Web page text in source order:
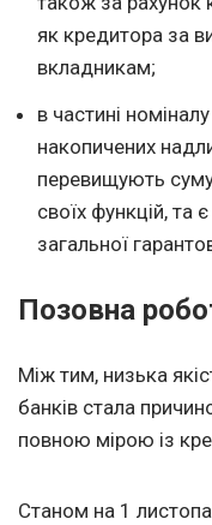
як кредитора за
вкладникам;
в частині
накопичених
перевищують
своїх функцій, та
загальної
Позовна
Між тим, низька
банків стала
повною мірою із
Станом на 1